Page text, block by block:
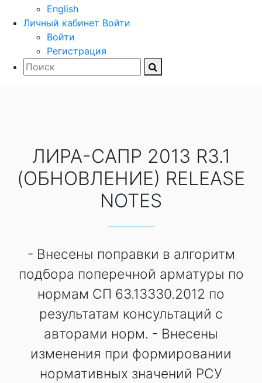
English
Личный кабинет Войти
Войти
Регистрация
ЛИРА-САПР 2013 R3.1
(ОБНОВЛЕНИЕ) RELEASE
NOTES
- Внесены поправки в алгоритм
подбора поперечной арматуры по
нормам СП 63.13330.2012 по
результатам консультаций с
авторами норм. - Внесены
изменения при формировании
нормативных значений РСУ